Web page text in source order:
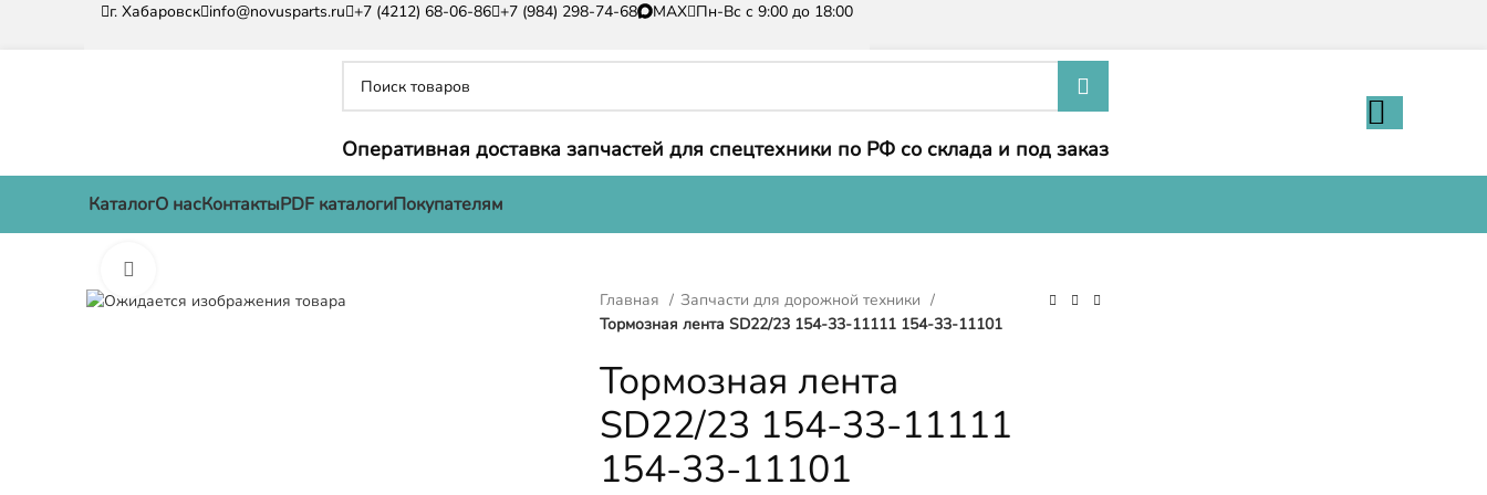
г. Хабаровск info@novusparts.ru +7 (4212) 68-06-86 +7 (984) 298-74-68 MAX Пн-Вс с 9:00 до 18:00
Оперативная доставка запчастей для спецтехники по РФ со склада и под заказ
КаталогО насКонтактыPDF каталогиПокупателям
Главная
Запчасти для дорожной техники
Тормозная лента SD22/23 154-33-11111 154-33-11101
Тормозная лента
SD22/23 154-33-11111
154-33-11101